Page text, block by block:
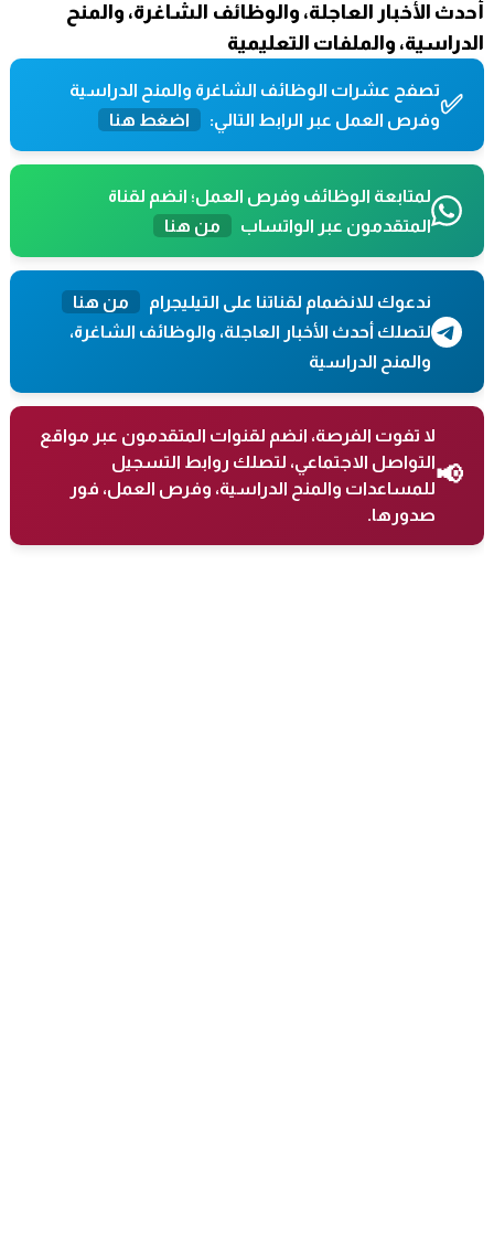
أحدث الأخبار العاجلة، والوظائف الشاغرة، والمنح
الدراسية، والملفات التعليمية
✅تصفح عشرات الوظائف الشاغرة والمنح الدراسية
وفرص العمل عبر الرابط التالي:
اضغط هنا
لمتابعة الوظائف وفرص العمل؛ انضم لقناة
المتقدمون عبر الواتساب
من هنا
ندعوك للانضمام لقناتنا على التيليجرام
من هنا
لتصلك أحدث الأخبار العاجلة، والوظائف الشاغرة،
والمنح الدراسية
📢
لا تفوت الفرصة، انضم لقنوات المتقدمون عبر مواقع
التواصل الاجتماعي، لتصلك روابط التسجيل
للمساعدات والمنح الدراسية، وفرص العمل، فور
صدورها.